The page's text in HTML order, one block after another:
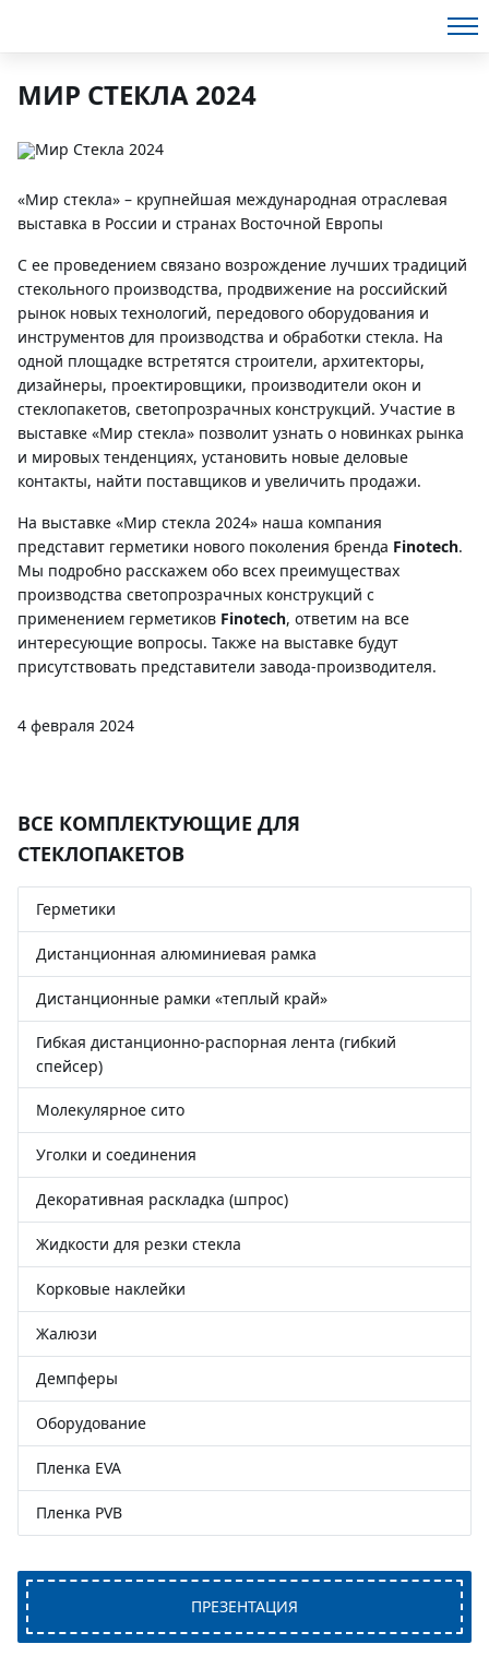
ВСЕ КОМПЛЕКТУЮЩИЕ ДЛЯ
СТЕКЛОПАКЕТОВ
Герметики
Дистанционная алюминиевая рамка
Дистанционные рамки «теплый край»
Гибкая дистанционно-распорная лента (гибкий
спейсер)
Молекулярное сито
Уголки и соединения
Декоративная раскладка (шпрос)
Жидкости для резки стекла
Корковые наклейки
Жалюзи
Демпферы
Оборудование
Пленка EVA
Пленка PVB
ПРЕЗЕНТАЦИЯ
МИР СТЕКЛА 2024
«Мир стекла» – крупнейшая международная отраслевая
выставка в России и странах Восточной Европы
С ее проведением связано возрождение лучших традиций
стекольного производства, продвижение на российский
рынок новых технологий, передового оборудования и
инструментов для производства и обработки стекла. На
одной площадке встретятся строители, архитекторы,
дизайнеры, проектировщики, производители окон и
стеклопакетов, светопрозрачных конструкций. Участие в
выставке «Мир стекла» позволит узнать о новинках рынка
и мировых тенденциях, установить новые деловые
контакты, найти поставщиков и увеличить продажи.
На выставке «Мир стекла 2024» наша компания
представит герметики нового поколения бренда Finotech.
Мы подробно расскажем обо всех преимуществах
производства светопрозрачных конструкций с
применением герметиков Finotech, ответим на все
интересующие вопросы. Также на выставке будут
присутствовать представители завода-производителя.
4 февраля 2024